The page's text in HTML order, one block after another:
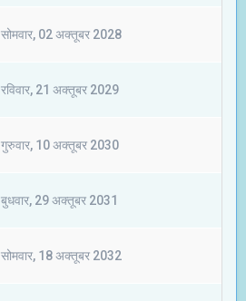
सोमवार, 02 अक्तूबर 2028
रविवार, 21 अक्तूबर 2029
गुरुवार, 10 अक्तूबर 2030
बुधवार, 29 अक्तूबर 2031
सोमवार, 18 अक्तूबर 2032